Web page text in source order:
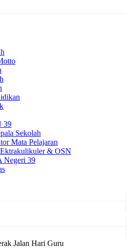
39
Sekolah
Mata Pelajaran
& OSN
Negeri 39
Jalan Hari Guru